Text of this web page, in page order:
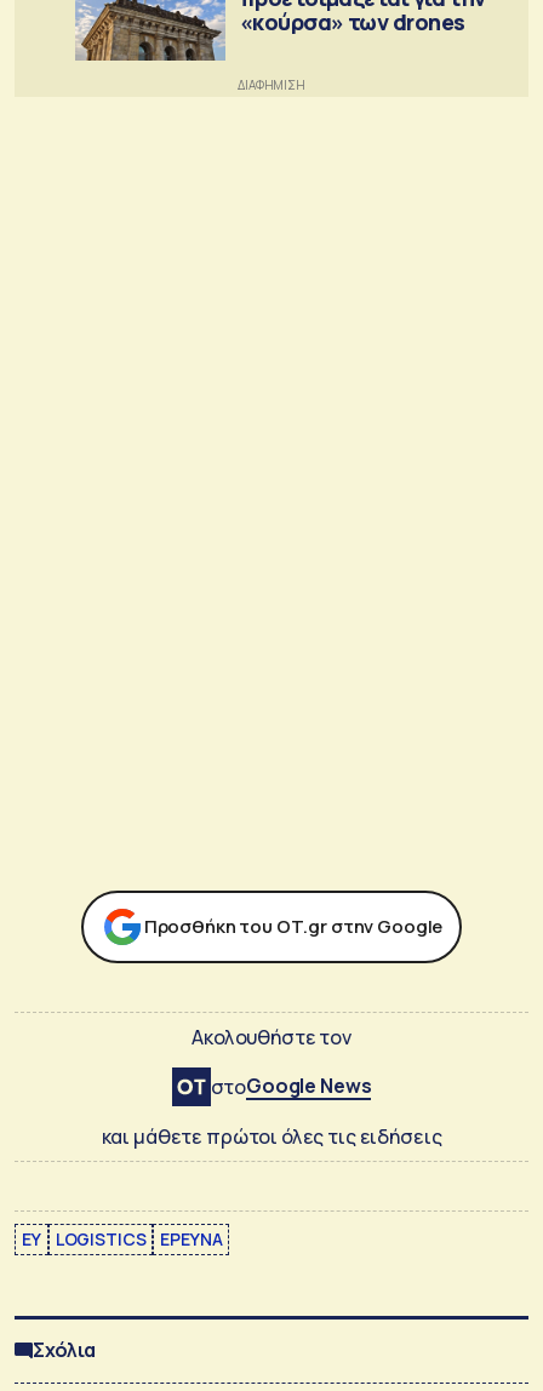
«κούρσα» των drones
Προσθήκη του ΟΤ.gr στην Google
Ακολουθήστε τον
στοGoogle News
και μάθετε πρώτοι όλες τις ειδήσεις
EY LOGISTICS ΕΡΕΥΝΑ
Σχόλια